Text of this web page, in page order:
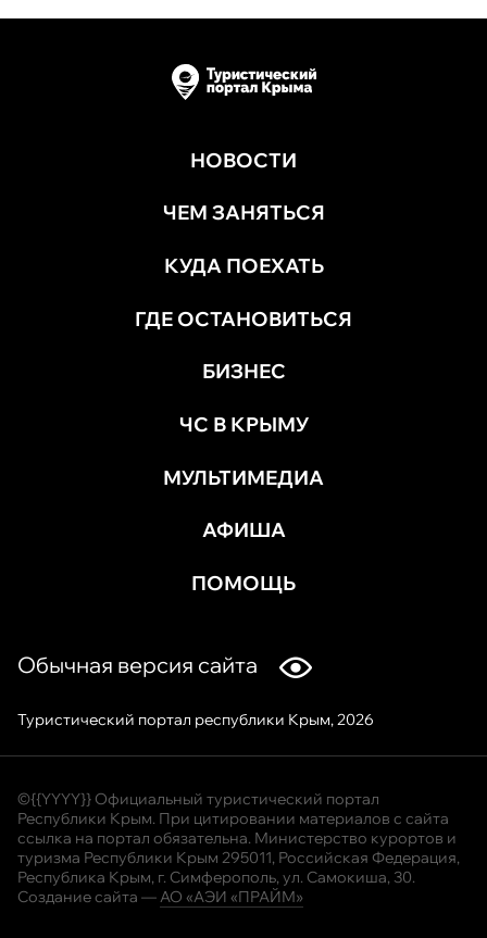
НОВОСТИ
ЧЕМ ЗАНЯТЬСЯ
КУДА ПОЕХАТЬ
ГДЕ ОСТАНОВИТЬСЯ
БИЗНЕС
ЧС В КРЫМУ
МУЛЬТИМЕДИА
АФИША
ПОМОЩЬ
Обычная версия сайта
Туристический портал республики Крым, 2026
©{{YYYY}} Официальный туристический портал
Республики Крым. При цитировании материалов с сайта
ссылка на портал обязательна. Министерство курортов и
туризма Республики Крым 295011, Российская Федерация,
Республика Крым, г. Симферополь, ул. Самокиша, 30.
Создание сайта —АО «АЭИ «ПРАЙМ»